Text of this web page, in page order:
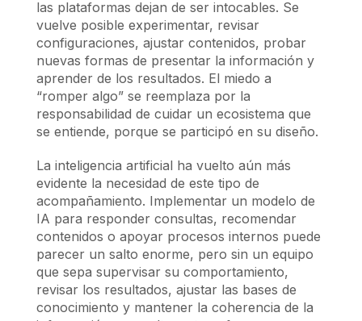
las plataformas dejan de ser intocables. Se
vuelve posible experimentar, revisar
configuraciones, ajustar contenidos, probar
nuevas formas de presentar la información y
aprender de los resultados. El miedo a
“romper algo” se reemplaza por la
responsabilidad de cuidar un ecosistema que
se entiende, porque se participó en su diseño.
La inteligencia artificial ha vuelto aún más
evidente la necesidad de este tipo de
acompañamiento. Implementar un modelo de
IA para responder consultas, recomendar
contenidos o apoyar procesos internos puede
parecer un salto enorme, pero sin un equipo
que sepa supervisar su comportamiento,
revisar los resultados, ajustar las bases de
conocimiento y mantener la coherencia de la